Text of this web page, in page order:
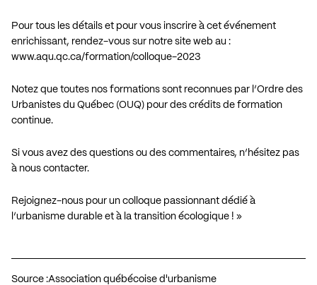
Pour tous les détails et pour vous inscrire à cet événement
enrichissant, rendez-vous sur notre site web au :
www.aqu.qc.ca/formation/colloque-2023
Notez que toutes nos formations sont reconnues par l’Ordre des
Urbanistes du Québec (OUQ) pour des crédits de formation
continue.
Si vous avez des questions ou des commentaires, n’hésitez pas
à nous contacter.
Rejoignez-nous pour un colloque passionnant dédié à
l’urbanisme durable et à la transition écologique ! »
Source :Association québécoise d'urbanisme